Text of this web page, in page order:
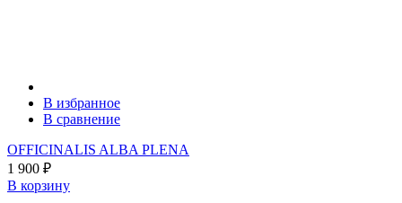
В избранное
В сравнение
OFFICINALIS ALBA PLENA
1 900 ₽
В корзину